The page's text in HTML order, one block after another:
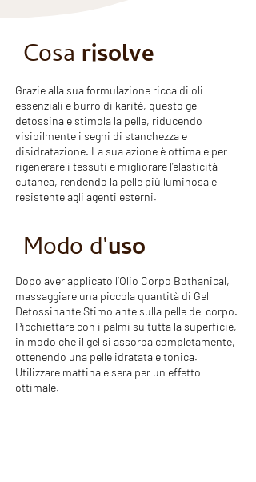
Cosa risolve
Grazie alla sua formulazione ricca di oli
essenziali e burro di karité, questo gel
detossina e stimola la pelle, riducendo
visibilmente i segni di stanchezza e
disidratazione. La sua azione è ottimale per
rigenerare i tessuti e migliorare l’elasticità
cutanea, rendendo la pelle più luminosa e
resistente agli agenti esterni.
Modo d'uso
Dopo aver applicato l’Olio Corpo Bothanical,
massaggiare una piccola quantità di Gel
Detossinante Stimolante sulla pelle del corpo.
Picchiettare con i palmi su tutta la superficie,
in modo che il gel si assorba completamente,
ottenendo una pelle idratata e tonica.
Utilizzare mattina e sera per un effetto
ottimale.